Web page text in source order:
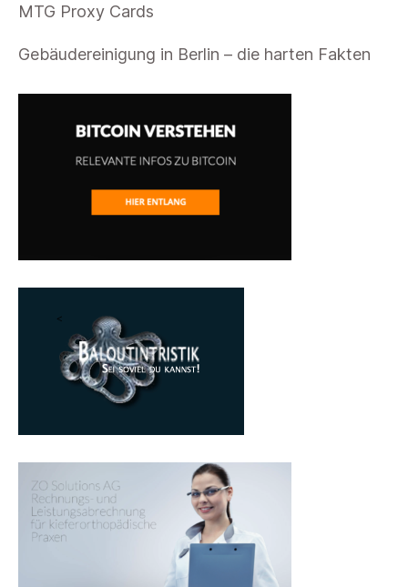
MTG Proxy Cards
Gebäudereinigung in Berlin – die harten Fakten